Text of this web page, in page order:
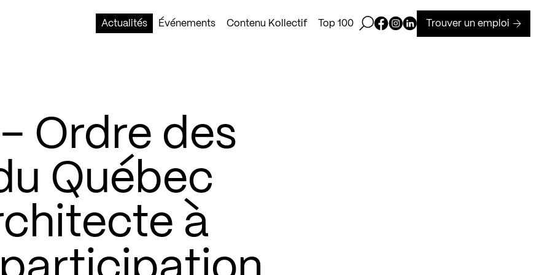
Actualités
Événements Contenu Kollectif Top 100 Ouvrir la barre de recherche
Page Facebook de Kollectif
Page Instagram de Kollectif
Page Linkedin de Kollectif
Trouver un emploi
Ordre des
Québec
à